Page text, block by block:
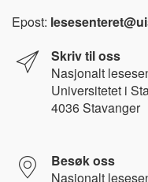
Epost:
Skriv til oss
Nasjonalt l
Universitetet i
4036 Stavanger
Besøk oss
Nasjonalt